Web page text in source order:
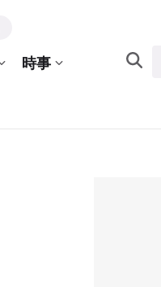
時事